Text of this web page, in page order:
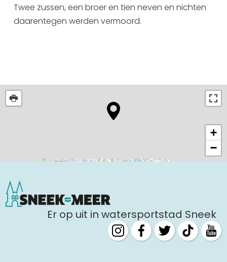
Twee zussen, een broer en tien neven en nichten
daarentegen werden vermoord.
+
−
Er op uit in watersportstad Sneek